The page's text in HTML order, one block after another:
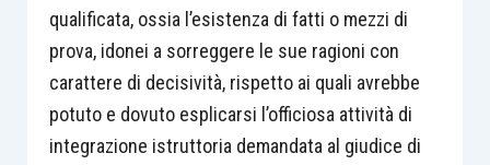
qualificata, ossia l’esistenza di fatti o mezzi di
prova, idonei a sorreggere le sue ragioni con
carattere di decisività, rispetto ai quali avrebbe
potuto e dovuto esplicarsi l’officiosa attività di
integrazione istruttoria demandata al giudice di